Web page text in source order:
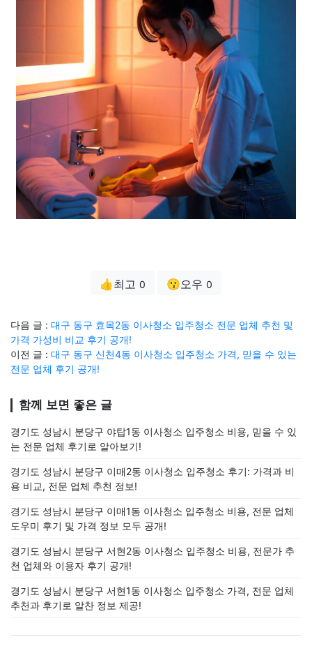
👍최고 0 😗오우 0
다음 글 : 대구 동구 효목2동 이사청소 입주청소 전문 업체 추천 및
가격 가성비 비교 후기 공개!
이전 글 : 대구 동구 신천4동 이사청소 입주청소 가격, 믿을 수 있는
전문 업체 후기 공개!
함께 보면 좋은 글
경기도 성남시 분당구 야탑1동 이사청소 입주청소 비용, 믿을 수 있
는 전문 업체 후기로 알아보기!
경기도 성남시 분당구 이매2동 이사청소 입주청소 후기: 가격과 비
용 비교, 전문 업체 추천 정보!
경기도 성남시 분당구 이매1동 이사청소 입주청소 비용, 전문 업체
도우미 후기 및 가격 정보 모두 공개!
경기도 성남시 분당구 서현2동 이사청소 입주청소 비용, 전문가 추
천 업체와 이용자 후기 공개!
경기도 성남시 분당구 서현1동 이사청소 입주청소 가격, 전문 업체
추천과 후기로 알찬 정보 제공!